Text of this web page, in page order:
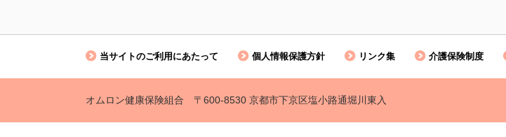
当サイトのご利用にあたって 個人情報保護方針 リンク集 介護保険制度
オムロン健康保険組合 〒600-8530 京都市下京区塩小路通堀川東入